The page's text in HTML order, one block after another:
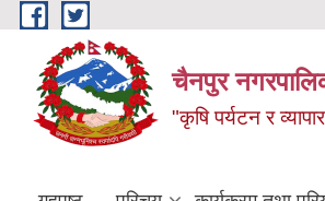
Skip to main content
चैनपुर
"कृषि पर्यटन र